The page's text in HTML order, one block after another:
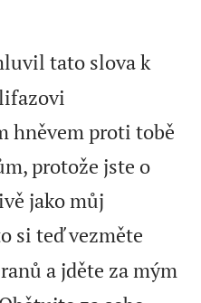
tato slova k
hněvem proti tobě
protože jste o
jako můj
si teď vezměte
a jděte za mým